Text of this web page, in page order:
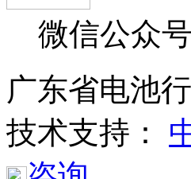
微信公众号
广东省电池
技术支持：